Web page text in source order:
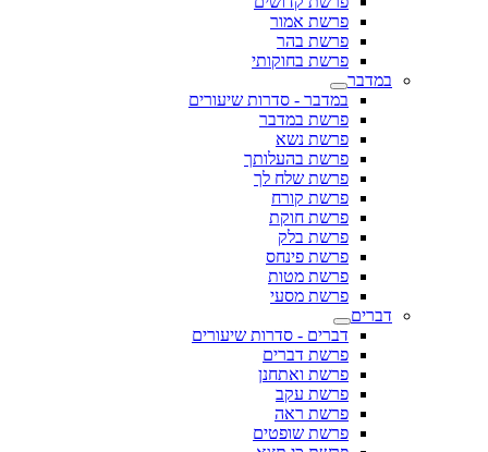
פרשת אמור
פרשת בהר
פרשת בחוקותי
במדבר
במדבר - סדרות שיעורים
פרשת במדבר
פרשת נשא
פרשת בהעלותך
פרשת שלח לך
פרשת קורח
פרשת חוקת
פרשת בלק
פרשת פינחס
פרשת מטות
פרשת מסעי
דברים
דברים - סדרות שיעורים
פרשת דברים
פרשת ואתחנן
פרשת עקב
פרשת ראה
פרשת שופטים